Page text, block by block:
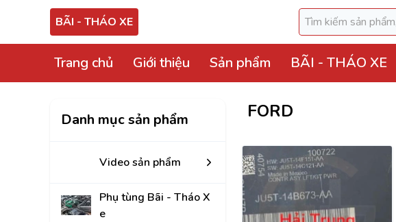
BÃI - THÁO XE
Trang chủ Giới thiệu Sản phẩm
Full set nổ, bộ nổ, hộp điện đầy đủ
Hộp điện, hộp cầu trì, Hộp túi khí
ECU, ABS Bãi Tháo Xe
BÃI - THÁO XE
Danh mục sản phẩm
Video sản phẩm
Phụ tùng Bãi - Tháo X
e
FORD